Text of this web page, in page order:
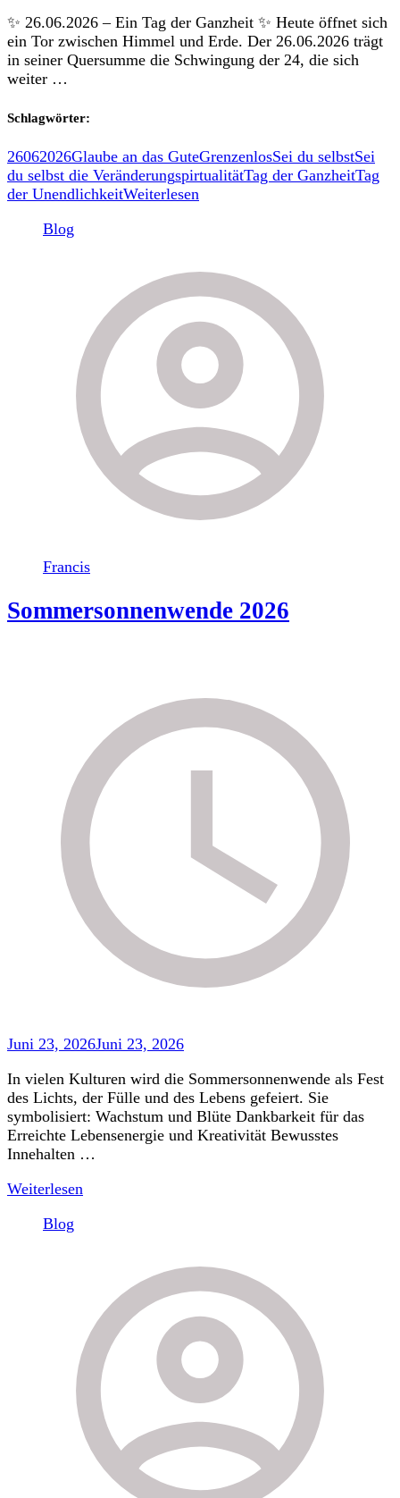
✨ 26.06.2026 – Ein Tag der Ganzheit ✨ Heute öffnet sich
ein Tor zwischen Himmel und Erde. Der 26.06.2026 trägt
in seiner Quersumme die Schwingung der 24, die sich
weiter …
Schlagwörter:
26062026Glaube an das GuteGrenzenlosSei du selbstSei
du selbst die VeränderungspirtualitätTag der GanzheitTag
der UnendlichkeitWeiterlesen
Blog
Francis
Sommersonnenwende 2026
Juni 23, 2026Juni 23, 2026
In vielen Kulturen wird die Sommersonnenwende als Fest
des Lichts, der Fülle und des Lebens gefeiert. Sie
symbolisiert: Wachstum und Blüte Dankbarkeit für das
Erreichte Lebensenergie und Kreativität Bewusstes
Innehalten …
Weiterlesen
Blog